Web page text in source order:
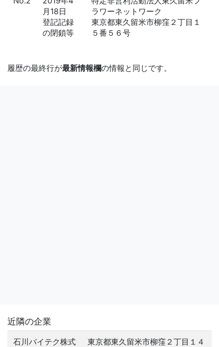
月18日
登記記録
の閉鎖等
ラワーネットワーク
東京都東久留米市柳窪２丁目１
５番５６号
履歴の最終行が最新情報欄の情報と同じです。
近隣の企業
石川バイテク株式
東京都東久留米市柳窪２丁目１４